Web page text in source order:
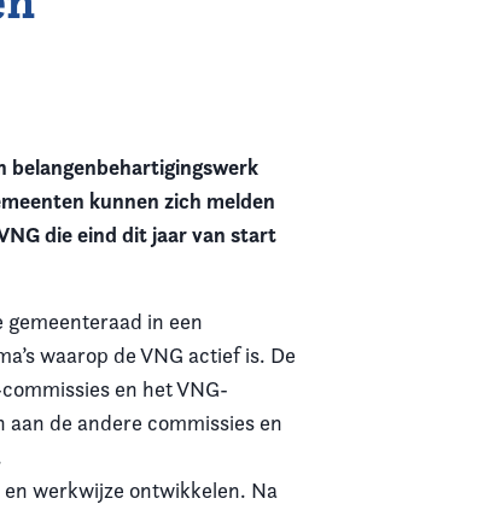
belangenbehartigingswerk
kunnen zich melden
die eind dit jaar van start
gemeenteraad in een
waarop de VNG actief is. De
en het VNG-
de andere commissies en
en werkwijze ontwikkelen. Na